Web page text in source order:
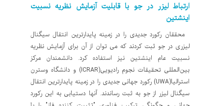
ارتباط لیزر در جو با قابلیت آزمایش نظریه نسبیت
اینشتین
محققان رکورد جدیدی را در زمینه پایدارترین انتقال سیگنال
لیزری در جو ثبت کردند که می توان از آن برای آزمایش نظریه
نسبیت عام اینشتین نیز استفاده کرد. دانشمندان مرکز
بین‌المللی تحقیقات نجوم رادیویی(ICRAR) و دانشگاه وسترن
استرالیا(UWA) رکورد جهانی جدیدی را در زمینه پایدارترین انتقال
سیگنال لیزر از جو به ثبت رساندند. آنها دستیابی به این رکورد